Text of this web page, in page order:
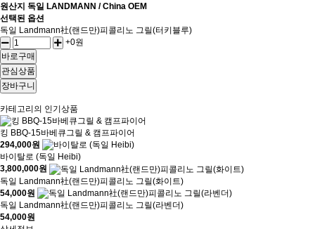
원산지 독일 LANDMANN / China OEM
선택된 옵션
독일 Landmann社(랜드만)피콜리노 그릴(터키블루)
+0원
바로구매
관심상품
장바구니
카테고리의 인기상품
킹 BBQ-15바베큐그릴 & 캠프파이어
294,000원
바이탈로 (독일 Heibi)
3,800,000원
독일 Landmann社(랜드만)피콜리노 그릴(화이트)
54,000원
독일 Landmann社(랜드만)피콜리노 그릴(라벤더)
54,000원